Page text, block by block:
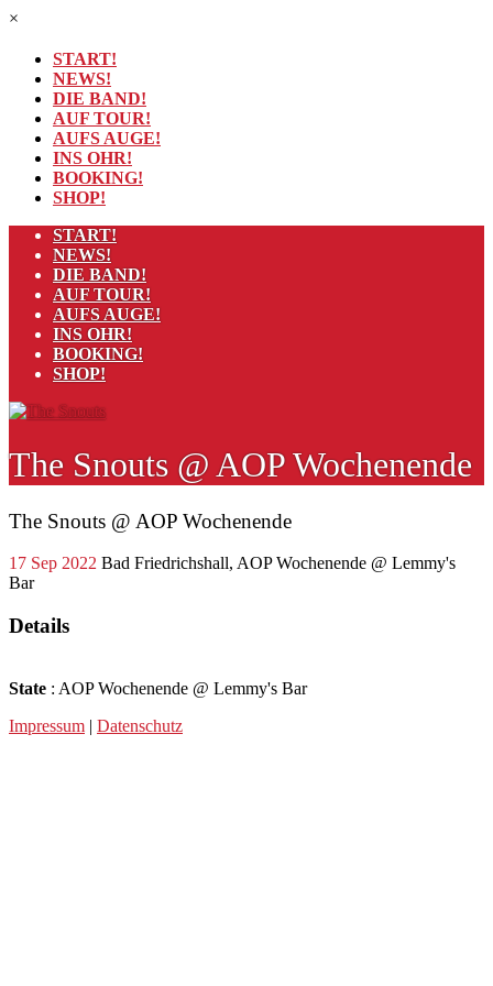
×
START!
NEWS!
DIE BAND!
AUF TOUR!
AUFS AUGE!
INS OHR!
BOOKING!
SHOP!
START!
NEWS!
DIE BAND!
AUF TOUR!
AUFS AUGE!
INS OHR!
BOOKING!
SHOP!
The Snouts @ AOP Wochenende
The Snouts @ AOP Wochenende
17 Sep 2022 Bad Friedrichshall, AOP Wochenende @ Lemmy's
Bar
Details
State : AOP Wochenende @ Lemmy's Bar
Impressum | Datenschutz